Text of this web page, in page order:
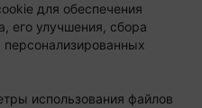
частью этих
гостям
кофе и
При
для обеспечения
его улучшения, сбора
персонализированных
использования файлов